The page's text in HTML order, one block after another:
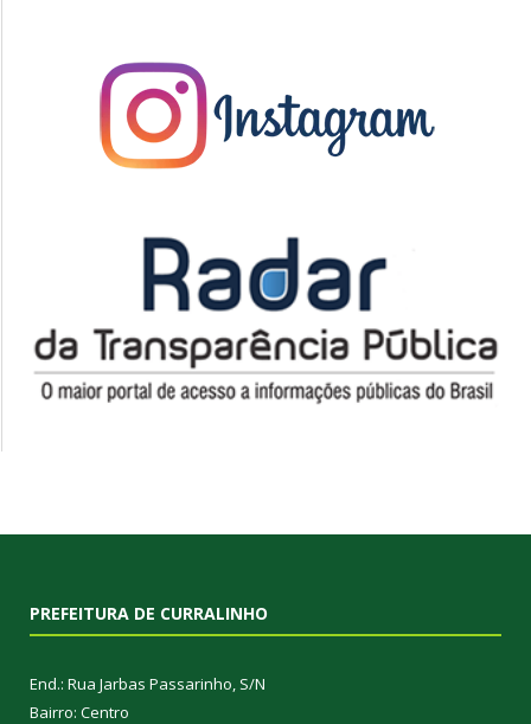
PREFEITURA DE CURRALINHO
End.: Rua Jarbas Passarinho, S/N
Bairro: Centro